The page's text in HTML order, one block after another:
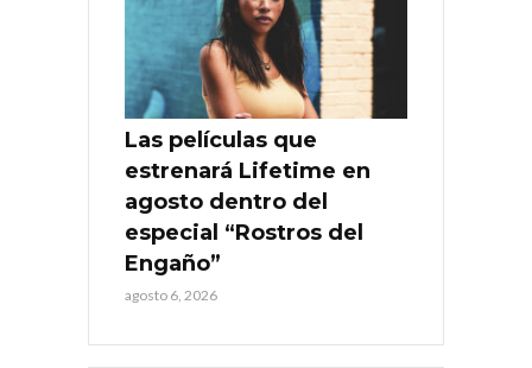
Las películas que
estrenará Lifetime en
agosto dentro del
especial “Rostros del
Engaño”
agosto 6, 2026